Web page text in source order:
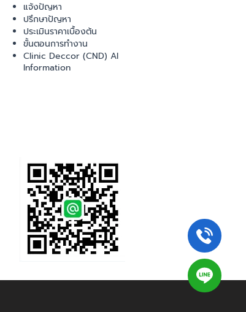
แจ้งปัญหา
ปรึกษาปัญหา
ประเมินราคาเบื้องต้น
ขั้นตอนการทำงาน
Clinic Deccor (CND) AI
Information